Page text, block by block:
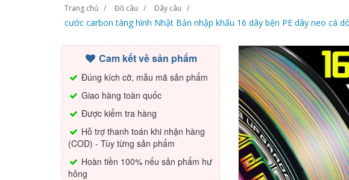
Trang chủ Đồ câu Dây câu
cước carbon tàng hình Nhật Bản nhập khẩu 16 dây bện PE dây neo cá
Cam kết về sản phẩm
Đúng kích cỡ, mẫu mã sản phẩm
Giao hàng toàn quốc
Được kiểm tra hàng
Hỗ trợ thanh toán khi nhận hàng
(COD) - Tùy từng sản phẩm
Hoàn tiền 100% nếu sản phẩm hư
hỏng